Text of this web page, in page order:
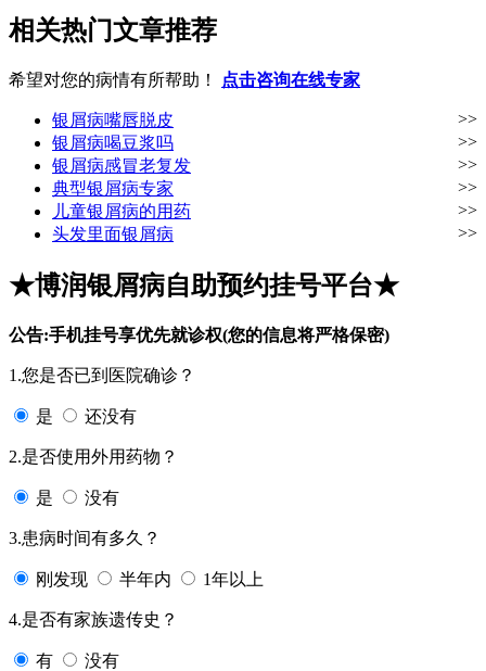
相关热门文章推荐
希望对您的病情有所帮助！ 点击咨询在线专家
银屑病嘴唇脱皮
>>
银屑病喝豆浆吗
>>
银屑病感冒老复发
>>
典型银屑病专家
>>
儿童银屑病的用药
>>
头发里面银屑病
>>
★博润银屑病自助预约挂号平台★
公告:手机挂号享优先就诊权(您的信息将严格保密)
1.您是否已到医院确诊？
是 还没有
2.是否使用外用药物？
是 没有
3.患病时间有多久？
刚发现 半年内 1年以上
4.是否有家族遗传史？
有 没有